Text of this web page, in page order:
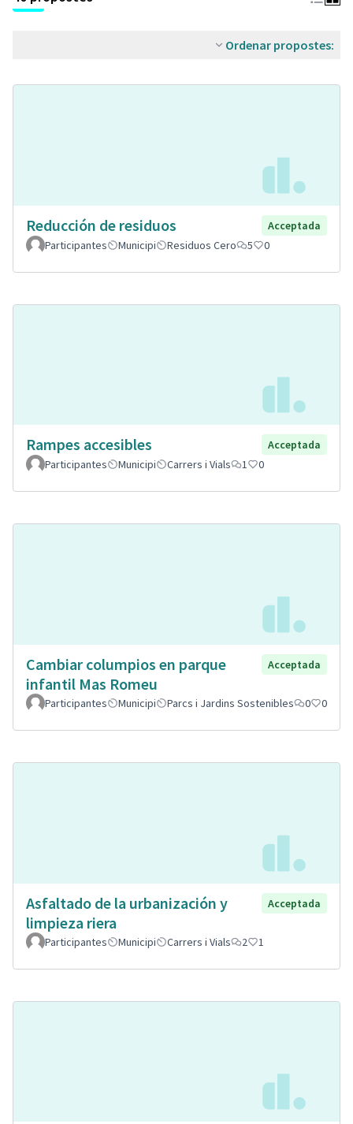
Ordenar propostes:
Reducción de residuos
Acceptada
Participantes
Municipi Residuos Cero 5 0
Rampes accesibles
Acceptada
Participantes
Municipi Carrers i Vials 1 0
Cambiar columpios en parque
infantil Mas Romeu
Acceptada
Participantes Municipi Parcs i Jardins Sostenibles 0 0
Asfaltado de la urbanización y
limpieza riera
Acceptada
Participantes Municipi Carrers i Vials 2 1